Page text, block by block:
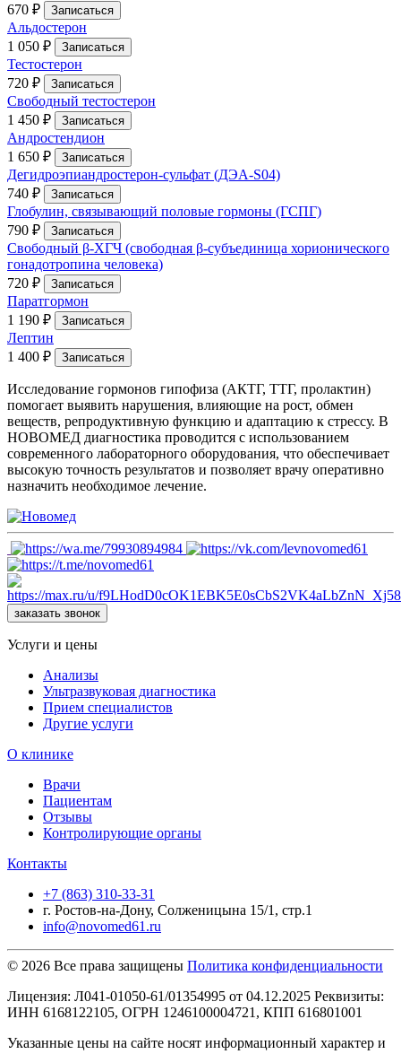
670 ₽
Записаться
Альдостерон
1 050 ₽
Записаться
Тестостерон
720 ₽
Записаться
Свободный тестостерон
1 450 ₽
Записаться
Андростендион
1 650 ₽
Записаться
Дегидроэпиандростерон-сульфат (ДЭА-S04)
740 ₽
Записаться
Глобулин, связывающий половые гормоны (ГСПГ)
790 ₽
Записаться
Свободный β-ХГЧ (свободная β-субъединица хорионического
гонадотропина человека)
720 ₽
Записаться
Паратгормон
1 190 ₽
Записаться
Лептин
1 400 ₽
Записаться
Исследование гормонов гипофиза (АКТГ, ТТГ, пролактин)
помогает выявить нарушения, влияющие на рост, обмен
веществ, репродуктивную функцию и адаптацию к стрессу. В
НОВОМЕД диагностика проводится с использованием
современного лабораторного оборудования, что обеспечивает
высокую точность результатов и позволяет врачу оперативно
назначить необходимое лечение.
заказать звонок
Услуги и цены
Анализы
Ультразвуковая диагностика
Прием специалистов
Другие услуги
О клинике
Врачи
Пациентам
Отзывы
Контролирующие органы
Контакты
+7 (863) 310-33-31
г. Ростов-на-Дону, Солженицына 15/1, стр.1
info@novomed61.ru
© 2026 Все права защищены Политика конфиденциальности
Лицензия: Л041-01050-61/01354995 от 04.12.2025 Реквизиты:
ИНН 6168122105, ОГРН 1246100004721, КПП 616801001
Указанные цены на сайте носят информационный характер и